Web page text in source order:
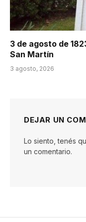
3 de agosto de
San Martín
3 agosto, 2026
DEJAR UN
Lo siento, tenés
un comentario.